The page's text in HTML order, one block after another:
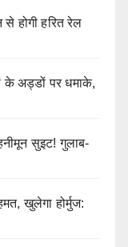
होगी हरित रेल
के अड्डों पर धमाके,
सुइट! गुलाब-
खुलेगा होर्मुज: